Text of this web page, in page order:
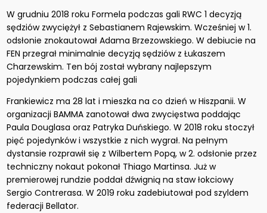
W grudniu 2018 roku Formela podczas gali RWC 1 decyzją
sędziów zwyciężył z Sebastianem Rajewskim. Wcześniej w 1.
odsłonie znokautował Adama Brzezowskiego. W debiucie na
FEN przegrał minimalnie decyzją sędziów z Łukaszem
Charzewskim. Ten bój został wybrany najlepszym
pojedynkiem podczas całej gali
Frankiewicz ma 28 lat i mieszka na co dzień w Hiszpanii. W
organizacji BAMMA zanotował dwa zwycięstwa poddając
Paula Douglasa oraz Patryka Duńskiego. W 2018 roku stoczył
pięć pojedynków i wszystkie z nich wygrał. Na pełnym
dystansie rozprawił się z Wilbertem Popą, w 2. odsłonie przez
techniczny nokaut pokonał Thiago Martinsa. Już w
premierowej rundzie poddał dźwignią na staw łokciowy
Sergio Contrerasa. W 2019 roku zadebiutował pod szyldem
federacji Bellator.